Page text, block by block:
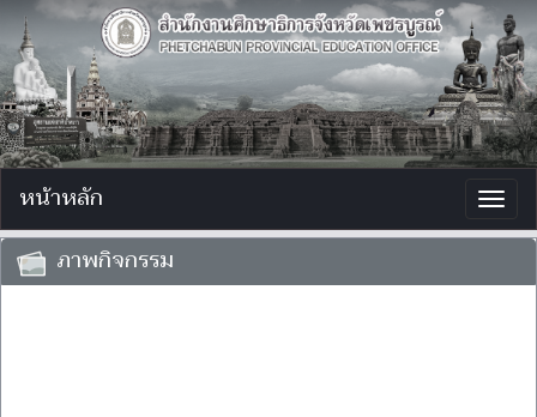
หน้าหลัก
ภาพกิจกรรม